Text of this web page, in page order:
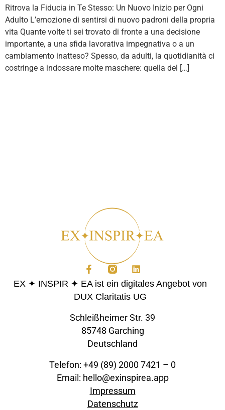
Ritrova la Fiducia in Te Stesso: Un Nuovo Inizio per Ogni
Adulto L’emozione di sentirsi di nuovo padroni della propria
vita Quante volte ti sei trovato di fronte a una decisione
importante, a una sfida lavorativa impegnativa o a un
cambiamento inatteso? Spesso, da adulti, la quotidianità ci
costringe a indossare molte maschere: quella del […]
EX ✦ INSPIR ✦ EA ist ein digitales Angebot von
DUX Claritatis UG
Schleißheimer Str. 39
85748 Garching
Deutschland
Telefon: +49 (89) 2000 7421 – 0
Email: hello@exinspirea.app
Impressum
Datenschutz